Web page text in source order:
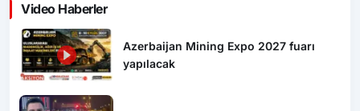
Video Haberler
Azerbaijan Mining Expo 2027 fuarı
yapılacak